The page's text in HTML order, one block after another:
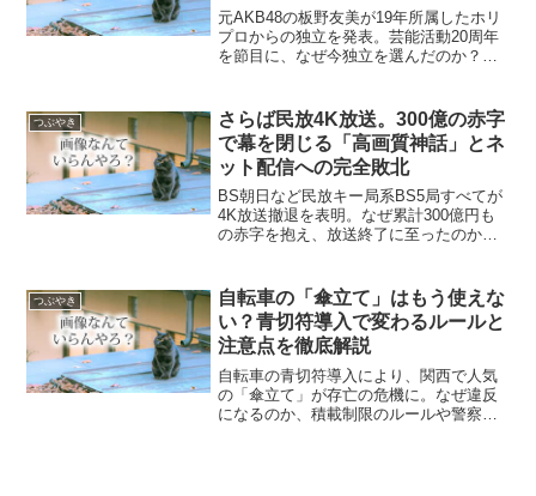
元AKB48の板野友美が19年所属したホリ
プロからの独立を発表。芸能活動20周年
を節目に、なぜ今独立を選んだのか？背
遷、SNS時代の生存戦略まで多角的に解
説します。
つぶやき
さらば民放4K放送。300億の赤字
で幕を閉じる「高画質神話」とネ
ット配信への完全敗北
BS朝日など民放キー局系BS5局すべてが
4K放送撤退を表明。なぜ累計300億円も
の赤字を抱え、放送終了に至ったのか？
する構造的限界と今後の展望を分かりや
すく解説します。
つぶやき
自転車の「傘立て」はもう使えな
い？青切符導入で変わるルールと
注意点を徹底解説
自転車の青切符導入により、関西で人気
の「傘立て」が存亡の危機に。なぜ違反
になるのか、積載制限のルールや警察の